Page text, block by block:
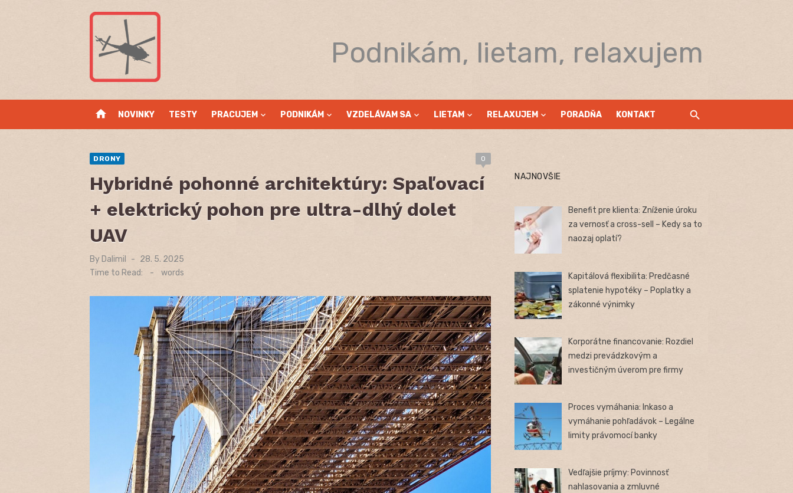
Podnikám, lietam, relaxujem
home NOVINKY TESTY PRACUJEM PODNIKÁM VZDELÁVAM SA LIETAM RELAXUJEM PORADŇA KONTAKT
DRONY 0
Hybridné pohonné architektúry: Spaľovací
+ elektrický pohon pre ultra-dlhý dolet
UAV
By Dalimil
Posted
on
28. 5. 2025
Time to Read:
- words
NAJNOVŠIE
Benefit pre klienta: Zníženie úroku
za vernosť a cross-sell – Kedy sa to
naozaj oplatí?
Kapitálová flexibilita: Predčasné
splatenie hypotéky – Poplatky a
zákonné výnimky
Korporátne financovanie: Rozdiel
medzi prevádzkovým a
investičným úverom pre firmy
Proces vymáhania: Inkaso a
vymáhanie pohľadávok – Legálne
limity právomocí banky
Vedľajšie príjmy: Povinnosť
nahlasovania a zmluvné